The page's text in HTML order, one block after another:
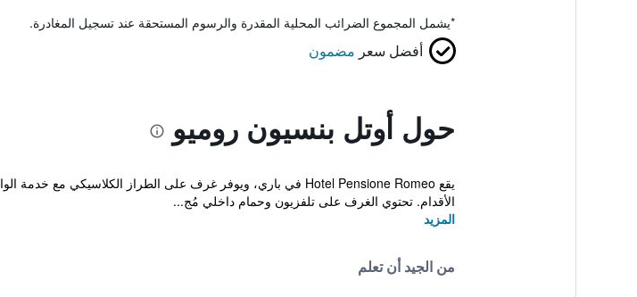
*يشمل المجموع الضرائب المحلية المقدرة والرسوم المستحقة عند تسجيل المغادرة.
أفضل سعر مضمون
حول أوتل بنسيون روميو
الأقدام. تحتوي الغرف على تلفزيون وحمام داخلي مُج...
المزيد
من الجيد أن تعلم